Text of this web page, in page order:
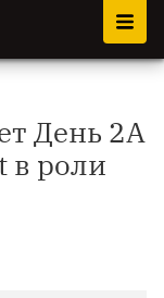
День 2А
в роли